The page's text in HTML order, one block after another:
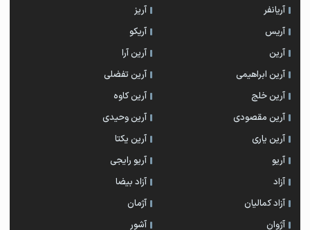
آریانفر
آریز
آریس
آریکو
آرین
آرین آرا
آرین ابراهیمی
آرین تفضلی
آرین خلج
آرین کاوه
آرین مقصودی
آرین وحیدی
آرین یاری
آرین یکتا
آریو
آریو رایجی
آزاد
آزاد بیضا
آزاد کمالیان
آژمان
آژوان
آشور